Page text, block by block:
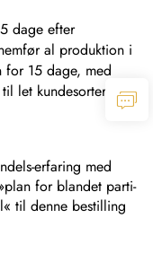
dage efter
al produktion i
15 dage, med
let kundesortering.
erfaring med
for blandet parti-
til denne bestilling